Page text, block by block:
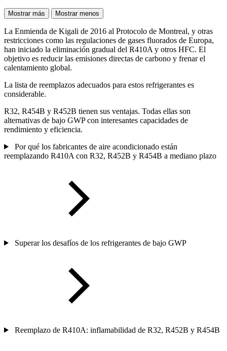
Mostrar más Mostrar menos
La Enmienda de Kigali de 2016 al Protocolo de Montreal, y otras
restricciones como las regulaciones de gases fluorados de Europa,
han iniciado la eliminación gradual del R410A y otros HFC. El
objetivo es reducir las emisiones directas de carbono y frenar el
calentamiento global.
La lista de reemplazos adecuados para estos refrigerantes es
considerable.
R32, R454B y R452B tienen sus ventajas. Todas ellas son
alternativas de bajo GWP con interesantes capacidades de
rendimiento y eficiencia.
Por qué los fabricantes de aire acondicionado están
reemplazando R410A con R32, R452B y R454B a mediano plazo
Superar los desafíos de los refrigerantes de bajo GWP
Reemplazo de R410A: inflamabilidad de R32, R452B y R454B